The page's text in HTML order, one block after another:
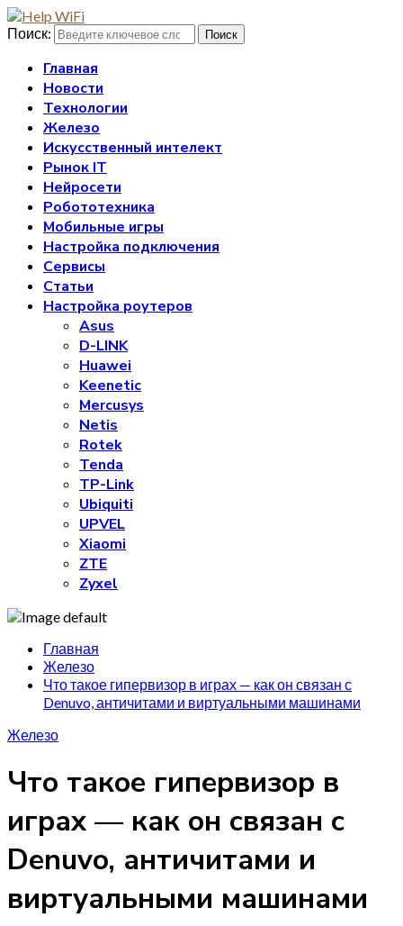
Поиск: Поиск
Главная
Новости
Технологии
Железо
Искусственный интелект
Рынок IT
Нейросети
Робототехника
Мобильные игры
Настройка подключения
Сервисы
Статьи
Настройка роутеров
Asus
D-LINK
Huawei
Keenetic
Mercusys
Netis
Rotek
Tenda
TP-Link
Ubiquiti
UPVEL
Xiaomi
ZTE
Zyxel
Главная
Железо
Что такое гипервизор в играх — как он связан с
Denuvo, античитами и виртуальными машинами
Железо
Что такое гипервизор в
играх — как он связан с
Denuvo, античитами и
виртуальными машинами